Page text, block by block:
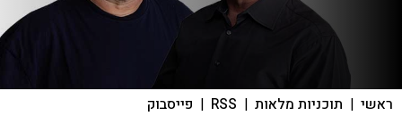
ראשי | תוכניות מלאות |
RSS
| פייסבוק